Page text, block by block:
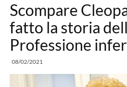
Scompare
fatto la storia
Professione
08/02/2021